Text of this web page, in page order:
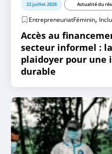
22 juillet 2026 Actualité du
EntrepreneuriatFéminin,
Accès au
secteur informel :
plaidoyer pour une
durable